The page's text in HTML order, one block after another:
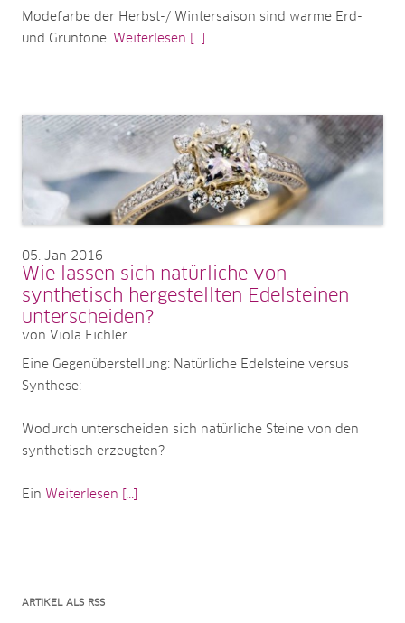
Modefarbe der Herbst-/ Wintersaison sind warme Erd-
und Grüntöne. Weiterlesen [...]
05 Jan 2016
Wie lassen sich natürliche von
synthetisch hergestellten Edelsteinen
unterscheiden?
von Viola Eichler
Eine Gegenüberstellung: Natürliche Edelsteine versus
Synthese:
Wodurch unterscheiden sich natürliche Steine von den
synthetisch erzeugten?
Ein Weiterlesen [...]
ARTIKEL ALS RSS